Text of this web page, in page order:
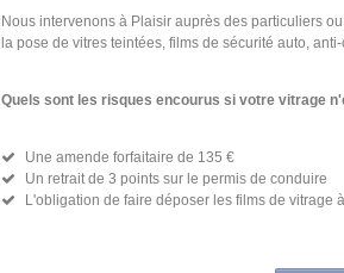
Nous intervenons à Plaisir auprès des particuliers
la pose de vitres teintées, films de sécurité auto,
Quels sont les risques encourus si votre vitrage
Une amende forfaitaire de 135 €
Un retrait de 3 points sur le permis de conduire
L'obligation de faire déposer les films de vitrage